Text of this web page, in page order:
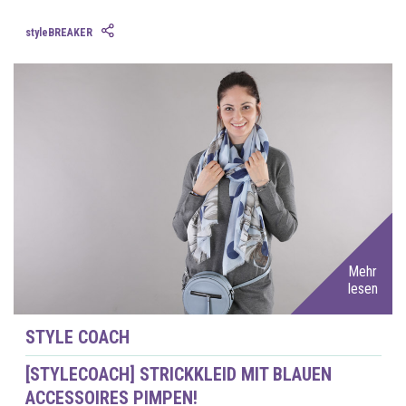
styleBREAKER
Mehr
lesen
STYLE COACH
[STYLECOACH] STRICKKLEID MIT BLAUEN
ACCESSOIRES PIMPEN!